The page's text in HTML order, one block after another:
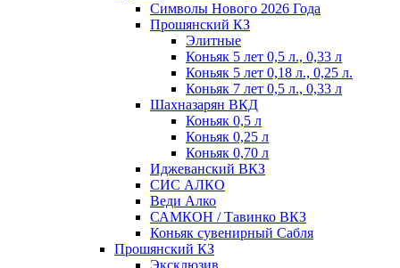
Символы Нового 2026 Года
Прошянский КЗ
Элитные
Коньяк 5 лет 0,5 л., 0,33 л
Коньяк 5 лет 0,18 л., 0,25 л.
Коньяк 7 лет 0,5 л., 0,33 л
Шахназарян ВКД
Коньяк 0,5 л
Коньяк 0,25 л
Коньяк 0,70 л
Иджеванский ВКЗ
СИС АЛКО
Веди Алко
САМКОН / Тавинко ВКЗ
Коньяк сувенирный Сабля
Прошянский КЗ
Эксклюзив